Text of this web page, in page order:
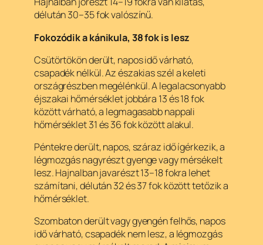
délután 30–35 fok valószínű.
Fokozódik a kánikula, 38 fok is lesz
Csütörtökön derült, napos idő várható,
csapadék nélkül. Az északias szél a keleti
országrészben megélénkül. A legalacsonyabb
éjszakai hőmérséklet jobbára 13 és 18 fok
között várható, a legmagasabb nappali
hőmérséklet 31 és 36 fok között alakul.
Péntekre derült, napos, száraz idő ígérkezik, a
légmozgás nagyrészt gyenge vagy mérsékelt
lesz. Hajnalban javarészt 13–18 fokra lehet
számítani, délután 32 és 37 fok között tetőzik a
hőmérséklet.
Szombaton derült vagy gyengén felhős, napos
idő várható, csapadék nem lesz, a légmozgás